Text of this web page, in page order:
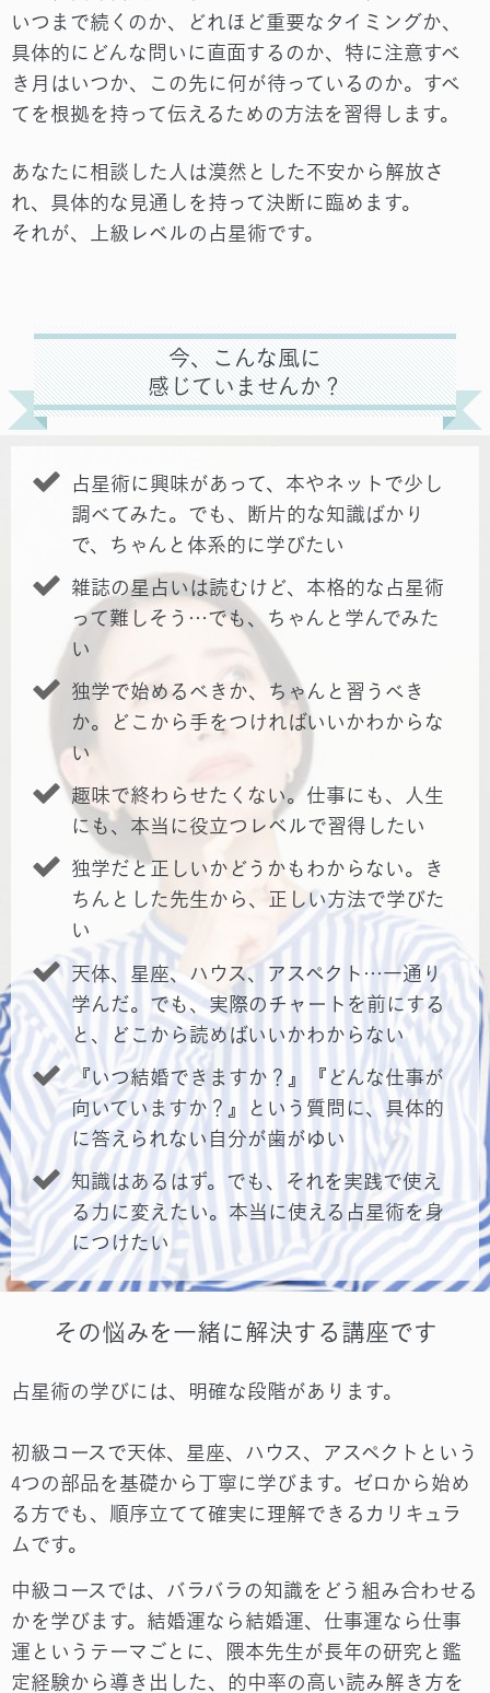
いつまで続くのか、どれほど重要なタイミングか、
具体的にどんな問いに直面するのか、特に注意すべ
き月はいつか、この先に何が待っているのか。すべ
てを根拠を持って伝えるための方法を習得します。
あなたに相談した人は漠然とした不安から解放さ
れ、具体的な見通しを持って決断に臨めます。
それが、上級レベルの占星術です。
今、こんな風に
感じていませんか？
占星術に興味があって、本やネットで少し
調べてみた。でも、断片的な知識ばかり
で、ちゃんと体系的に学びたい
雑誌の星占いは読むけど、本格的な占星術
って難しそう…でも、ちゃんと学んでみた
い
独学で始めるべきか、ちゃんと習うべき
か。どこから手をつければいいかわからな
い
趣味で終わらせたくない。仕事にも、人生
にも、本当に役立つレベルで習得したい
独学だと正しいかどうかもわからない。き
ちんとした先生から、正しい方法で学びた
い
天体、星座、ハウス、アスペクト…一通り
学んだ。でも、実際のチャートを前にする
と、どこから読めばいいかわからない
『いつ結婚できますか？』『どんな仕事が
向いていますか？』という質問に、具体的
に答えられない自分が歯がゆい
知識はあるはず。でも、それを実践で使え
る力に変えたい。本当に使える占星術を身
につけたい
その悩みを一緒に解決する講座です
占星術の学びには、明確な段階があります。
初級コースで天体、星座、ハウス、アスペクトという
4つの部品を基礎から丁寧に学びます。ゼロから始め
る方でも、順序立てて確実に理解できるカリキュラ
ムです。
中級コースでは、バラバラの知識をどう組み合わせる
かを学びます。結婚運なら結婚運、仕事運なら仕事
運というテーマごとに、隈本先生が長年の研究と鑑
定経験から導き出した、的中率の高い読み解き方を